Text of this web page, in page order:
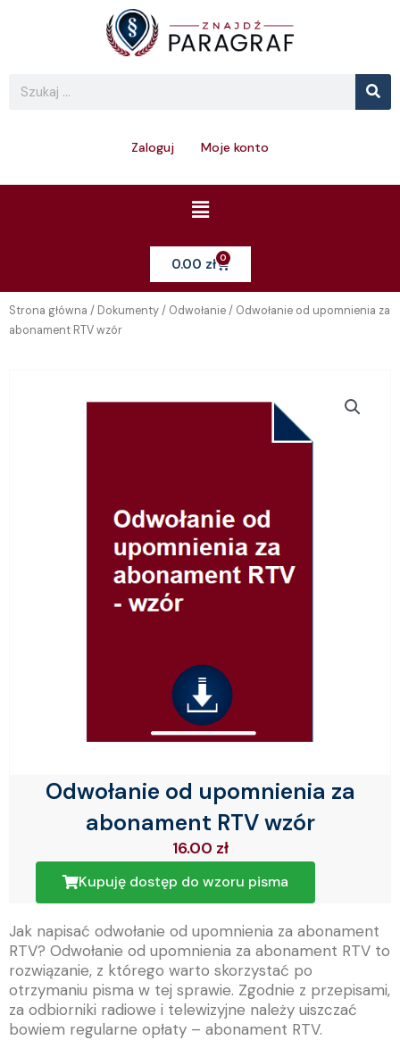
Search
Zaloguj Moje konto
Menu
0.00 zł 0Cart
Strona główna / Dokumenty/ Odwołanie/ Odwołanie od upomnienia za
abonament RTV wzór
Odwołanie od upomnienia za
abonament RTV wzór
16.00 zł
Kupuję dostęp do wzoru pisma
Jak napisać odwołanie od upomnienia za abonament
RTV? Odwołanie od upomnienia za abonament RTV to
rozwiązanie, z którego warto skorzystać po
otrzymaniu pisma w tej sprawie. Zgodnie z przepisami,
za odbiorniki radiowe i telewizyjne należy uiszczać
bowiem regularne opłaty – abonament RTV.